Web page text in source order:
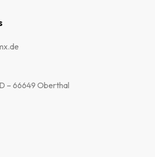
– 66649 Oberthal